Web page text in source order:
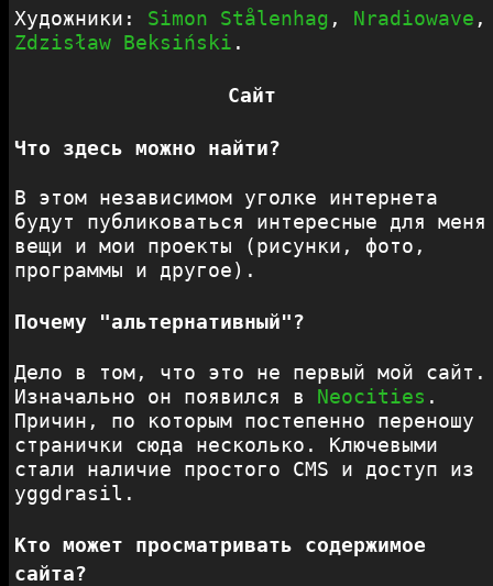
Художники: Simon Stålenhag , Nradiowave ,
Zdzisław Beksiński .
Сайт
Что здесь можно найти?
В этом независимом уголке интернета
будут публиковаться интересные для меня
вещи и мои проекты (рисунки, фото,
программы и другое).
Почему "альтернативный"?
Дело в том, что это не первый мой сайт.
Изначально он появился в Neocities .
Причин, по которым постепенно переношу
странички сюда несколько. Ключевыми
стали наличие простого CMS и доступ из
yggdrasil.
Кто может просматривать содержимое
сайта?